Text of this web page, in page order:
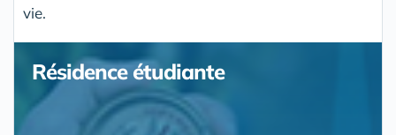
vie.
Résidence étudiante